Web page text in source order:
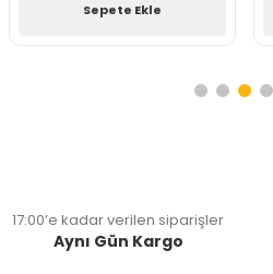
Sepete Ekle
17:00’e kadar verilen siparişler
Aynı Gün Kargo